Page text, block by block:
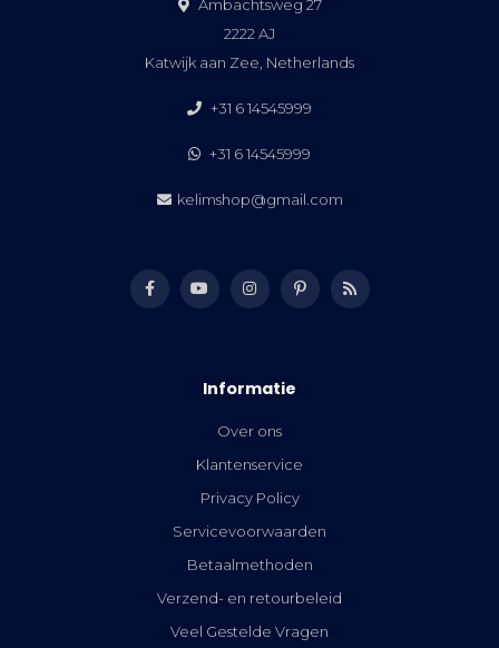
Ambachtsweg 27
2222 AJ
Katwijk aan Zee, Netherlands
+31 6 14545999
+31 6 14545999
kelimshop@gmail.com
Informatie
Over ons
Klantenservice
Privacy Policy
Servicevoorwaarden
Betaalmethoden
Verzend- en retourbeleid
Veel Gestelde Vragen